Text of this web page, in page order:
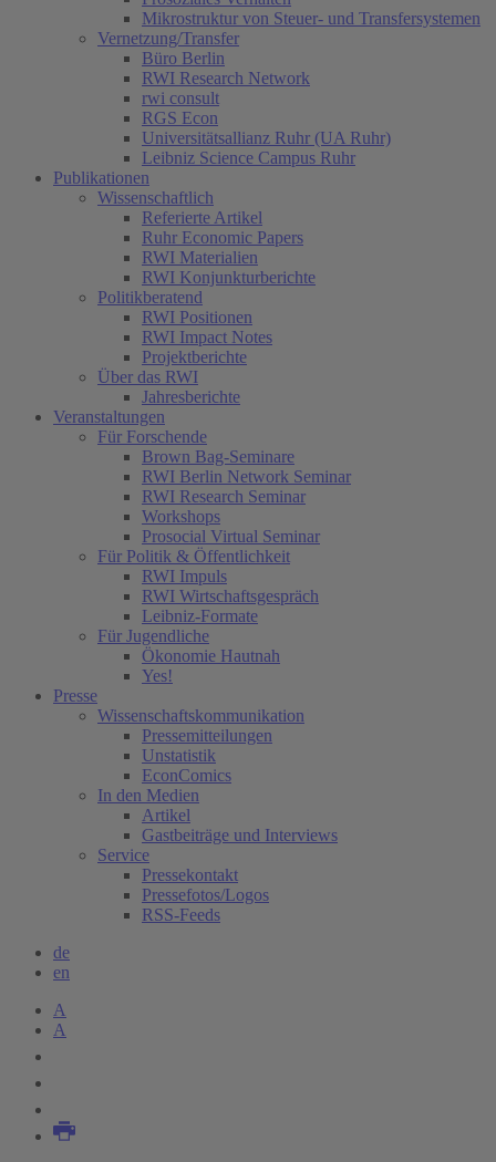
Mikrostruktur von Steuer- und Transfersystemen
Vernetzung/Transfer
Büro Berlin
RWI Research Network
rwi consult
RGS Econ
Universitätsallianz Ruhr (UA Ruhr)
Leibniz Science Campus Ruhr
Publikationen
Wissenschaftlich
Referierte Artikel
Ruhr Economic Papers
RWI Materialien
RWI Konjunkturberichte
Politikberatend
RWI Positionen
RWI Impact Notes
Projektberichte
Über das RWI
Jahresberichte
Veranstaltungen
Für Forschende
Brown Bag-Seminare
RWI Berlin Network Seminar
RWI Research Seminar
Workshops
Prosocial Virtual Seminar
Für Politik & Öffentlichkeit
RWI Impuls
RWI Wirtschaftsgespräch
Leibniz-Formate
Für Jugendliche
Ökonomie Hautnah
Yes!
Presse
Wissenschaftskommunikation
Pressemitteilungen
Unstatistik
EconComics
In den Medien
Artikel
Gastbeiträge und Interviews
Service
Pressekontakt
Pressefotos/Logos
RSS-Feeds
de
en
A
A